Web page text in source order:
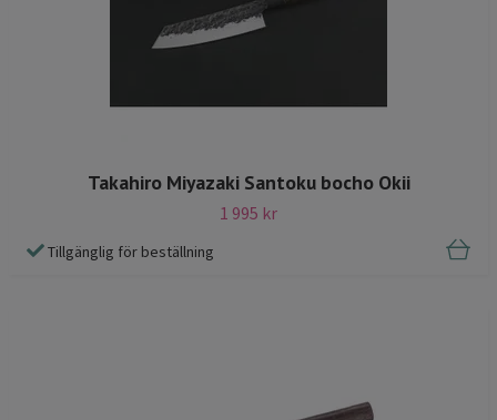
Takahiro Miyazaki Santoku bocho Okii
1 995 kr
Tillgänglig för beställning